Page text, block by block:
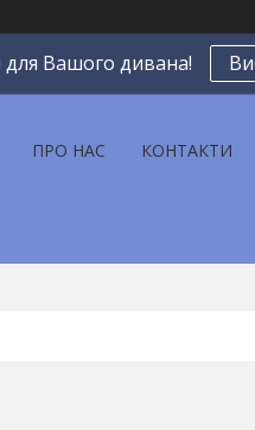
для Вашого дивана!
ПРО НАС КОНТАКТИ